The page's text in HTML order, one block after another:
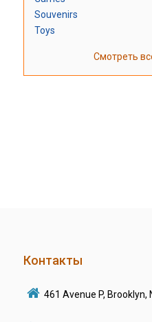
Souvenirs
Toys
Смотреть
Контакты
461 Avenue P, Brooklyn,